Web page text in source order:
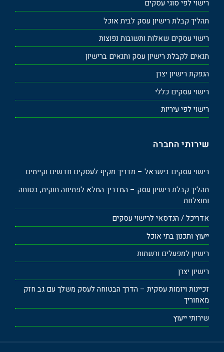
רישוי לפי סוגי עסקים
תהליך קבלת רישיון עסק לבית אוכל
רישוי עסקים שאלות ותשובות נפוצות
תנאים לקבלת רישיון עסק ותנאים ברישיון
הנפקת רישיון יצרן
רישוי עסקים כללי
רישוי לפי עיריות
שירותי החברה
רישוי עסקים בישראל – מדריך מקיף לעסקים חדשים וקיימים
תהליך קבלת רישיון עסק – המדריך המלא לפתיחה חוקית, בטוחה
ומוצלחת
אדריכל / הנדסאי לרישוי עסקים
ייעוץ ותכנון בתי אוכל
רישיון למפעלים ורשתות
רישיון יצרן
זכיינות ויזמות עסקית – הדרך הבטוחה לעסק משלך עם גב חזק
מאחוריך
שירותי ייעוץ